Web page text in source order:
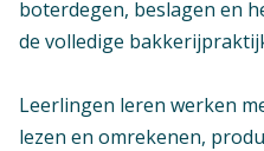
boterdegen, beslagen en
de volledige
Leerlingen leren werken
lezen en omrekenen,